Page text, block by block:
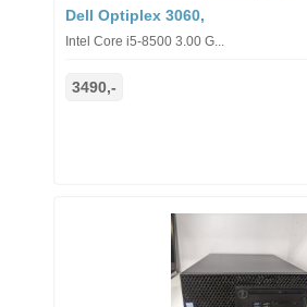
Dell Optiplex 3060,
Intel Core i5-8500 3.00 G...
3490,-